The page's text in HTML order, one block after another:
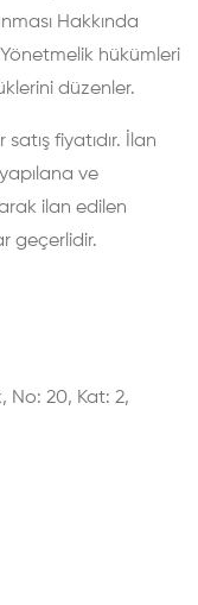
Hakkında
hükümleri
düzenler.
fiyatıdır. İlan
ve
ilan edilen
geçerlidir.
No: 20, Kat: 2,